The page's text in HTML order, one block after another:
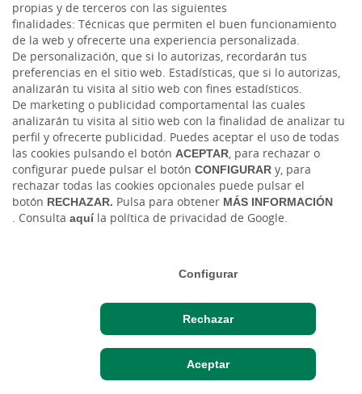
propias y de terceros con las siguientes
finalidades: Técnicas que permiten el buen funcionamiento
de la web y ofrecerte una experiencia personalizada.
De personalización, que si lo autorizas, recordarán tus
preferencias en el sitio web. Estadísticas, que si lo autorizas,
analizarán tu visita al sitio web con fines estadísticos.
De marketing o publicidad comportamental las cuales
analizarán tu visita al sitio web con la finalidad de analizar tu
perfil y ofrecerte publicidad. Puedes aceptar el uso de todas
las cookies pulsando el botón ACEPTAR, para rechazar o
configurar puede pulsar el botón CONFIGURAR y, para
rechazar todas las cookies opcionales puede pulsar el
botón RECHAZAR. Pulsa para obtener MÁS INFORMACIÓN
. Consulta aquíla política de privacidad de Google.
Configurar
Rechazar
Aceptar
Acceso cliente
LinkedIn
YouTube
Código de Ética y Conducta Tablón de anuncios
Tipos de cambio
Aviso legal
Política de cookies Protección de datos